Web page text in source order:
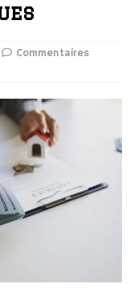
Commentaires